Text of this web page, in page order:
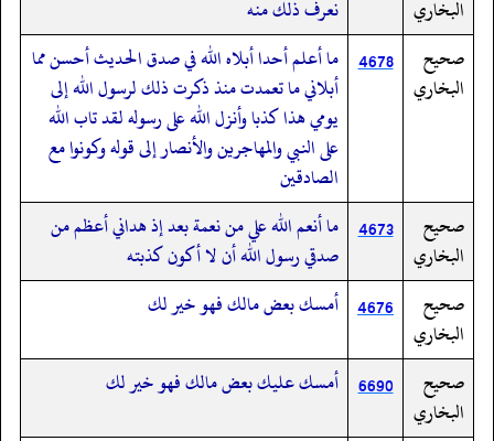
البخاري
نعرف ذلك منه
صحيح
البخاري
4678 ما أعلم أحدا أبلاه الله في صدق الحديث أحسن مما
أبلاني ما تعمدت منذ ذكرت ذلك لرسول الله إلى
يومي هذا كذبا وأنزل الله على رسوله لقد تاب الله
على النبي والمهاجرين والأنصار إلى قوله وكونوا مع
الصادقين
صحيح
البخاري
4673 ما أنعم الله علي من نعمة بعد إذ هداني أعظم من
صدقي رسول الله أن لا أكون كذبته
صحيح
البخاري
4676 أمسك بعض مالك فهو خير لك
صحيح
البخاري
6690 أمسك عليك بعض مالك فهو خير لك